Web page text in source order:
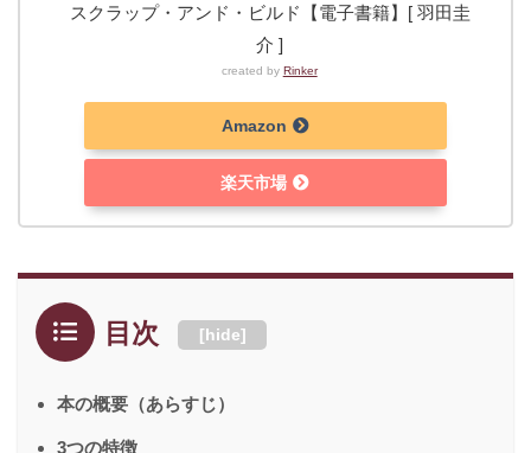
スクラップ・アンド・ビルド【電子書籍】[ 羽田圭
介 ]
created by Rinker
Amazon
楽天市場
目次 [hide]
本の概要（あらすじ）
3つの特徴